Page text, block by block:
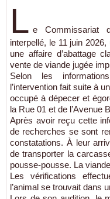
L e Commissariat
interpellé, le 11 juin
une affaire d’abattage
vente de viande jugée
Selon les
l’intervention fait suite à
occupé à dépecer et
la Rue 01 et de l’Avenue
Après avoir reçu cette
de recherches se sont
constatations. À leur
de transporter la
pousse-pousse. La
Les vérifications
l’animal se trouvait dans